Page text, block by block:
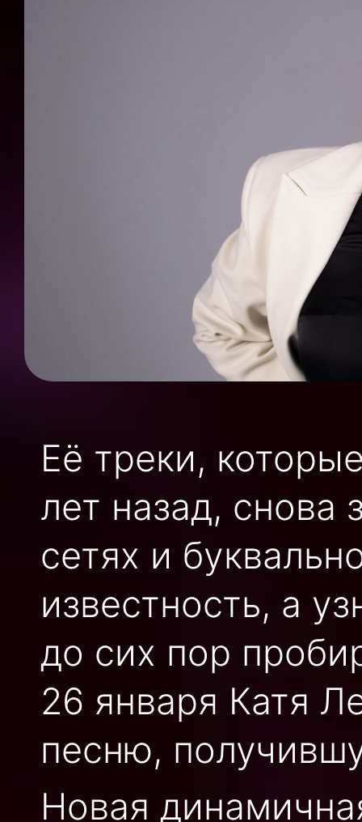
Её треки,
лет назад, снова
сетях и
известность, а
до сих пор
26 января Катя
песню,
Новая